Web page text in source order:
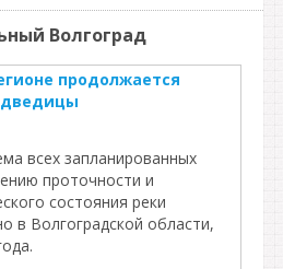
Волгоград
продолжается
всех запланированных
проточности и
состояния реки
в Волгоградской области,